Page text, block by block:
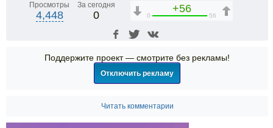
Просмотры
4,448
За сегодня
0
+56
0 56
Поддержите проект — смотрите без рекламы!
Отключить рекламу
Читать комментарии